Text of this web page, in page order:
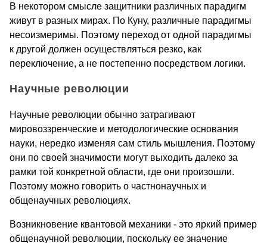
В некотором смысле защитники различных парадигм
живут в разных мирах. По Куну, различные парадигмы
несоизмеримы. Поэтому переход от одной парадигмы
к другой должен осуществляться резко, как
переключение, а не постепенно посредством логики.
Научные революции
Научные революции обычно затрагивают
мировоззренческие и методологические основания
науки, нередко изменяя сам стиль мышления. Поэтому
они по своей значимости могут выходить далеко за
рамки той конкретной области, где они произошли.
Поэтому можно говорить о частнонаучных и
общенаучных революциях.
Возникновение квантовой механики - это яркий пример
общенаучной революции, поскольку ее значение